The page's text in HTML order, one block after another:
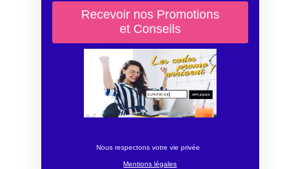
Nous respectons votre vie privée
Mentions légales